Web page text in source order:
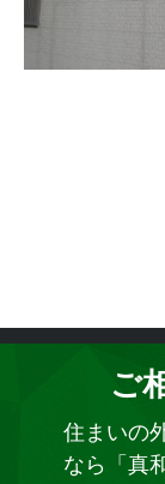
ご
住まいの
なら「真